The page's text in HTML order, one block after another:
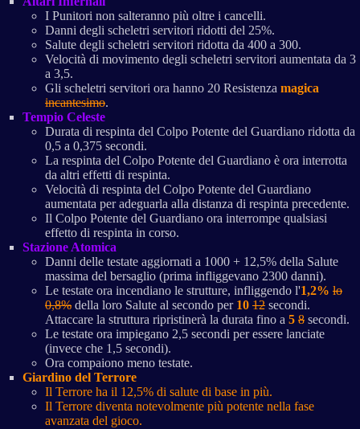
I Punitori non salteranno più oltre i cancelli.
Danni degli scheletri servitori ridotti del 25%.
Salute degli scheletri servitori ridotta da 400 a 300.
Velocità di movimento degli scheletri servitori aumentata da 3
a 3,5.
Gli scheletri servitori ora hanno 20 Resistenza magica
incantesimo.
Tempio Celeste
Durata di respinta del Colpo Potente del Guardiano ridotta da
0,5 a 0,375 secondi.
La respinta del Colpo Potente del Guardiano è ora interrotta
da altri effetti di respinta.
Velocità di respinta del Colpo Potente del Guardiano
aumentata per adeguarla alla distanza di respinta precedente.
Il Colpo Potente del Guardiano ora interrompe qualsiasi
effetto di respinta in corso.
Stazione Atomica
Danni delle testate aggiornati a 1000 + 12,5% della Salute
massima del bersaglio (prima infliggevano 2300 danni).
Le testate ora incendiano le strutture, infliggendo l'1,2% lo
0,8% della loro Salute al secondo per 10 12 secondi.
Attaccare la struttura ripristinerà la durata fino a 5 8 secondi.
Le testate ora impiegano 2,5 secondi per essere lanciate
(invece che 1,5 secondi).
Ora compaiono meno testate.
Giardino del Terrore
Il Terrore ha il 12,5% di salute di base in più.
Il Terrore diventa notevolmente più potente nella fase
avanzata del gioco.